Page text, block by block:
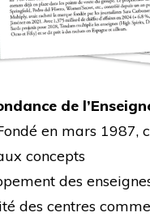
de
en mars
concepts
des
des centres